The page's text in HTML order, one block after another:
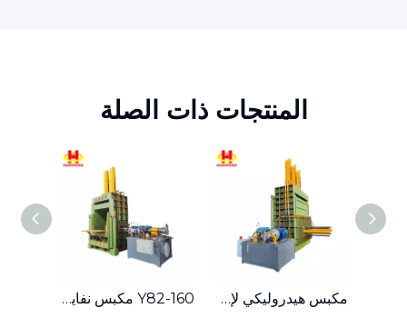
المنتجات ذات الصلة
Y82-160 مكبس نفايات الصحف العمودي الهيدروليكي مع منصة التغذية مكبس هيدروليكي لإعادة تدوير نفايات الورق والكرتون المعدني متعدد الوظائف عموديًا